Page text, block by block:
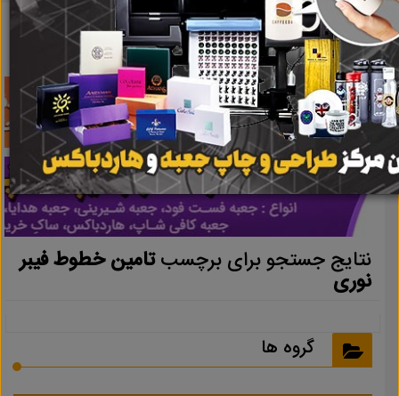
تبلیغ شو تامین خطوط فیبر نوری نتایج جستجو برای برچسب
تامین
خطوط فیبر نوری
نتایج جستجو برای برچسبتامین خطوط فیبر
نوری
گروه ها